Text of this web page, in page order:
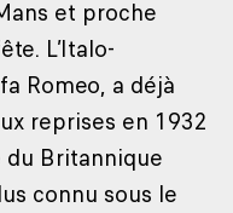
et proche
L’Italo-
Romeo, a déjà
reprises en 1932
Britannique
connu sous le